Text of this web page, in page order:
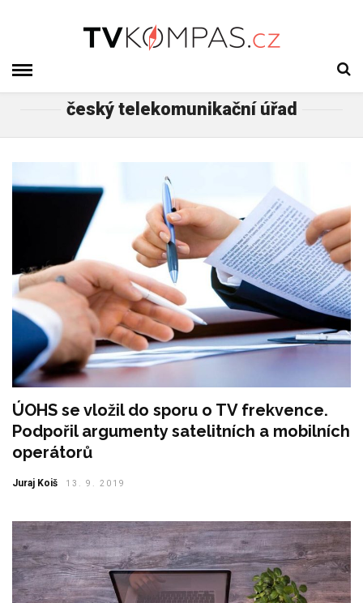
český telekomunikační úřad
ÚOHS se vložil do sporu o TV frekvence.
Podpořil argumenty satelitních a mobilních
operátorů
Juraj Koiš 13. 9. 2019